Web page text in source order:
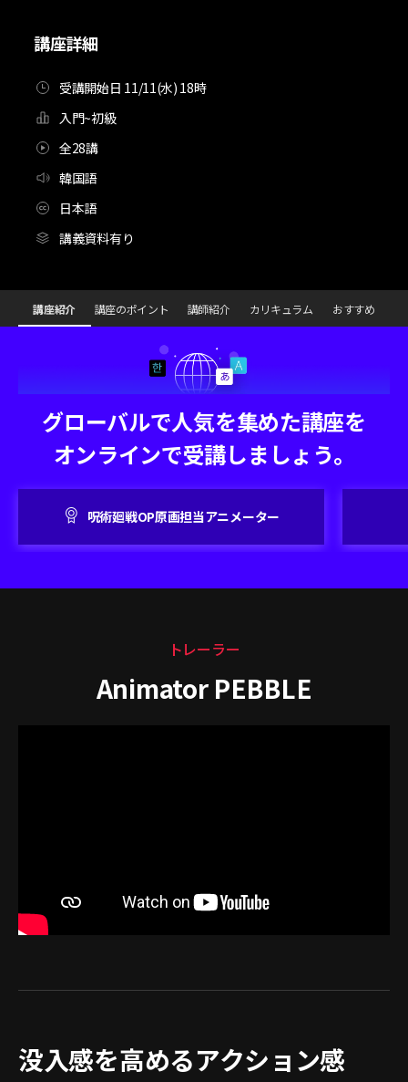
講座詳細
受講開始日 11/11(水) 18時
入門~初級
全28講
韓国語
日本語
講義資料有り
[Course]アニメーター,PEBBLE_조약돌_KR Details
Configuration Information Shortcuts
講座紹介 講座のポイント 講師紹介 カリキュラム おすすめ
グローバルで人気を集めた講座を
オンラインで受講しましょう。
呪術廻戦OP原画担当アニメーター
トレーラー
Animator PEBBLE
没入感を高めるアクション感